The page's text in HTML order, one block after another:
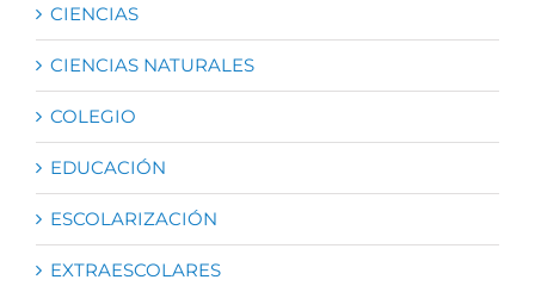
CIENCIAS
CIENCIAS NATURALES
COLEGIO
EDUCACIÓN
ESCOLARIZACIÓN
EXTRAESCOLARES